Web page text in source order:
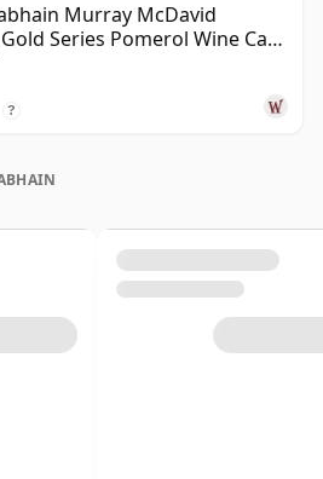
Murray McDavid
Series Pomerol Wine Ca
gammal
?